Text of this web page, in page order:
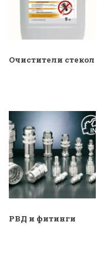
Очистители стекол
РВД и фитинги